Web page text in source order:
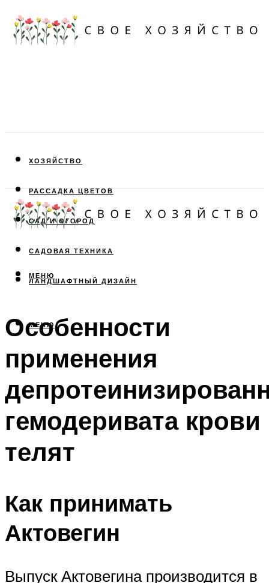
ХОЗЯЙСТВО
РАССАДКА ЦВЕТОВ
САД И ОГОРОД
САДОВАЯ ТЕХНИКА
ЛАНДШАФТНЫЙ ДИЗАЙН
МЕНЮ
МЕНЮ
Особенности
применения
гемодеривата крови
телят
Как принимать
Актовегин
Выпуск Актовегина производится в